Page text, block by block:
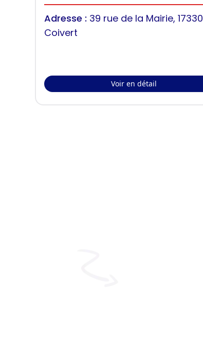
Adresse : 39 rue de la Mairie, 17330
Coivert
Voir en détail